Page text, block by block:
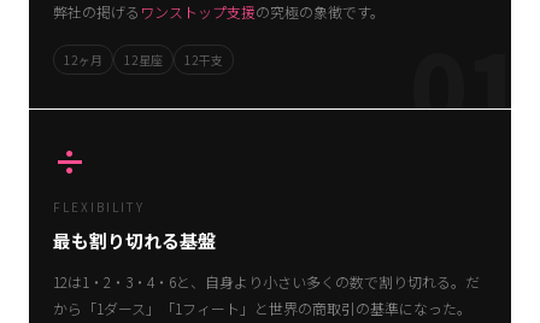
01
弊社の掲げる ワンストップ支援の究極の象徴です。
12ヶ月 12星座 12干支
÷
FLEXIBILITY
最も割り切れる基盤
12は1・2・3・4・6と、自身より小さい多くの数で割り切れる。だ
から「1ダース」「1フィート」と世界の商取引の基準になった。